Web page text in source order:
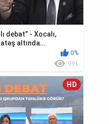
debat” - Xocalı,
altında...
0%
991
HD